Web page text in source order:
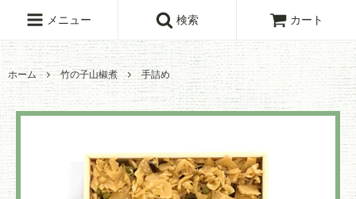
メニュー 検索 カート
ホーム 竹の子山椒煮 手詰め